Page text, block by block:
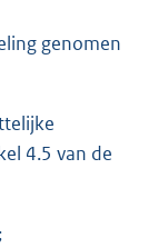
genomen
4.5 van de